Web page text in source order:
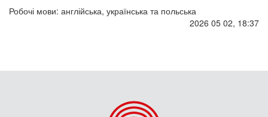
Робочі мови: англійська, українська та польська
2026 05 02, 18:37